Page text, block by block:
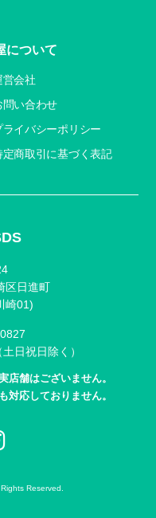
区日進町
崎01)
日祝日除く）
舗はございません。
対応しておりません。
について
営会社
問い合わせ
ライバシーポリシー
定商取引に基づく表記
Reserved.